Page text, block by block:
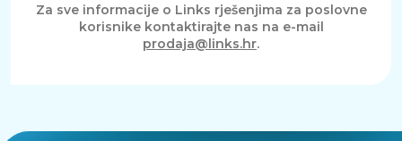
Za sve informacije o Links rješenjima za poslovne
korisnike kontaktirajte nas na e-mail
prodaja@links.hr.